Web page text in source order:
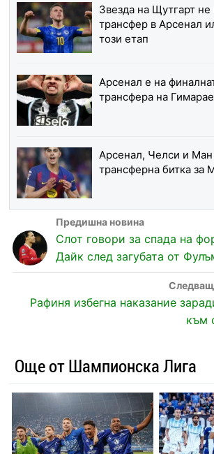
Звезда на Щутгарт не
трансфер в Арсенал
този етап
Арсенал е на
трансфера на
Арсенал, Челси и
трансферна битка за
Слот говори за спада на
Дайк след загубата от
Рафиня избегна наказание
към
Още от Шампионска Лига